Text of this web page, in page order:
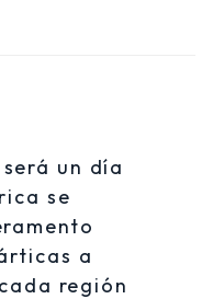
será un día
se
a
región